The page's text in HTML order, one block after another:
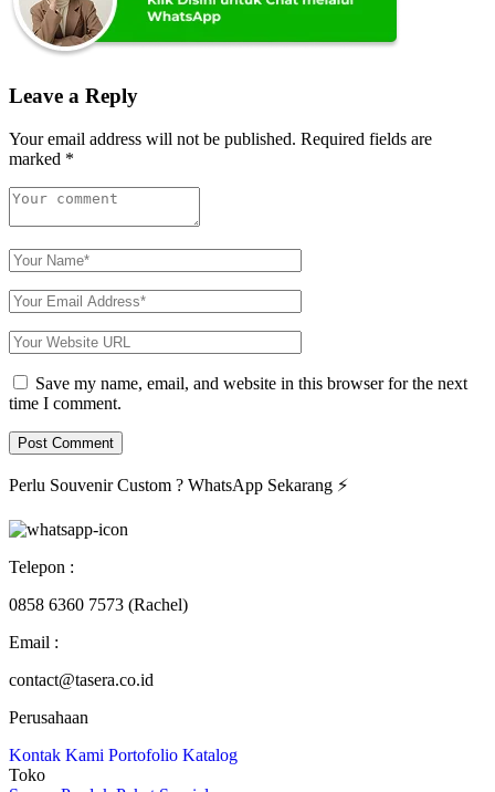
Leave a Reply
Your email address will not be published. Required fields are
marked *
Save my name, email, and website in this browser for the next
time I comment.
Perlu Souvenir Custom ? WhatsApp Sekarang ⚡
Telepon :
0858 6360 7573 (Rachel)
Email :
contact@tasera.co.id
Perusahaan
Kontak Kami Portofolio Katalog
Toko